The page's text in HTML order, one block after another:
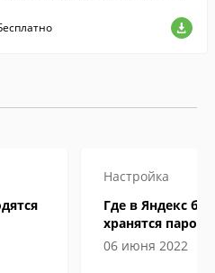
Настройка
Где в Яндекс
хранятся пароли
06 июня 2022